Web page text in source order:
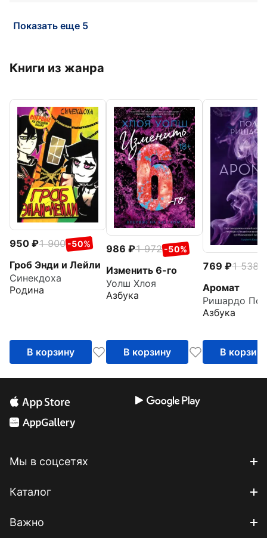
Показать еще 5
Книги из жанра
950 1 900 -50%
Гроб Энди и Лейли
Синекдоха
Родина
В корзину
986 1 972 -50%
Изменить 6-го
Уолш Хлоя
Азбука
В корзину
769 1 538
Аромат
Ришардо
Азбука
В корзину
Мы в соцсетях
Каталог
Важно